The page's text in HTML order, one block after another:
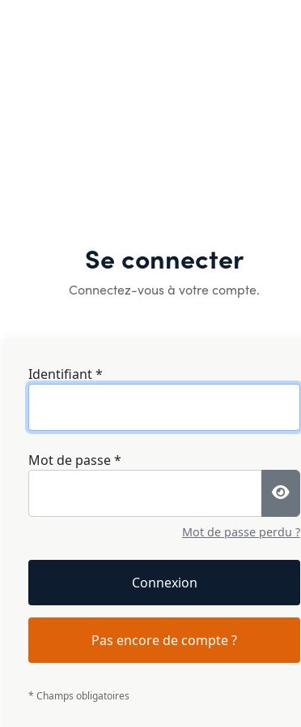
Se connecter
Connectez-vous à votre compte.
Identifiant*
Mot de passe*
Mot de passe perdu ?
Connexion
Pas encore de compte ?
* Champs obligatoires